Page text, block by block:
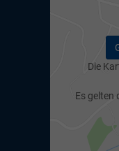
Die
Es gelten